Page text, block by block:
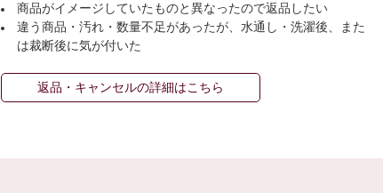
商品がイメージしていたものと異なったので返品したい
違う商品・汚れ・数量不足があったが、水通し・洗濯後、また
は裁断後に気が付いた
返品・キャンセルの詳細はこちら